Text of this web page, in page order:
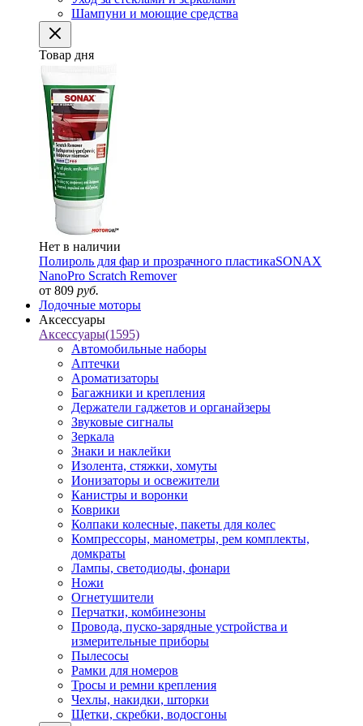
Шампуни и моющие средства
Товар дня
Нет в наличии
Полироль для фар и прозрачного пластикаSONAX
NanoPro Scratch Remover
от 809 руб.
Лодочные моторы
Аксессуары
Аксессуары(1595)
Автомобильные наборы
Аптечки
Ароматизаторы
Багажники и крепления
Держатели гаджетов и органайзеры
Звуковые сигналы
Зеркала
Знаки и наклейки
Изолента, стяжки, хомуты
Ионизаторы и освежители
Канистры и воронки
Коврики
Колпаки колесные, пакеты для колес
Компрессоры, манометры, рем комплекты,
домкраты
Лампы, светодиоды, фонари
Ножи
Огнетушители
Перчатки, комбинезоны
Провода, пуско-зарядные устройства и
измерительные приборы
Пылесосы
Рамки для номеров
Тросы и ремни крепления
Чехлы, накидки, шторки
Щетки, скребки, водосгоны